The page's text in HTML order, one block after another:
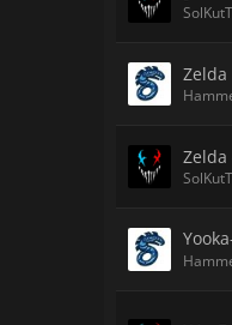
Zelda
Zelda